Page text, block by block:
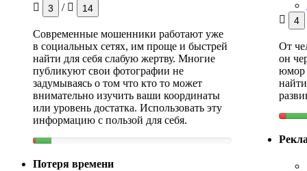
3 / 14
Современные мошенники работают уже
в социальных сетях, им проще и быстрей
найти для себя слабую жертву. Многие
публикуют свои фотографии не
задумываясь о том что кто то может
внимательно изучить ваши координаты
или уровень достатка. Использовать эту
информацию с пользой для себя.
Потеря времени
4
От
он
юмор